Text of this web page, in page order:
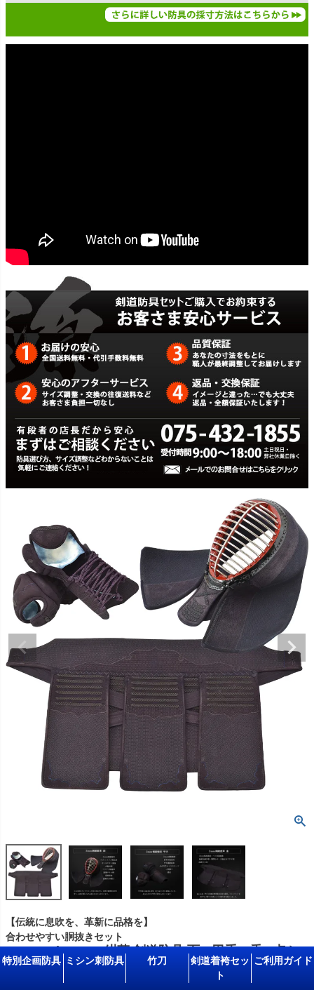
【伝統に息吹を、革新に品格を】
合わせやすい胴抜きセット
A-1αMarkX 3mm紺革 剣道防具 面・甲手・垂 3点セ
ット
【ミシン刺・機械刺】
特別企画防具 ミシン刺防具 竹刀
剣道着袴セッ
ト
ご利用ガイド